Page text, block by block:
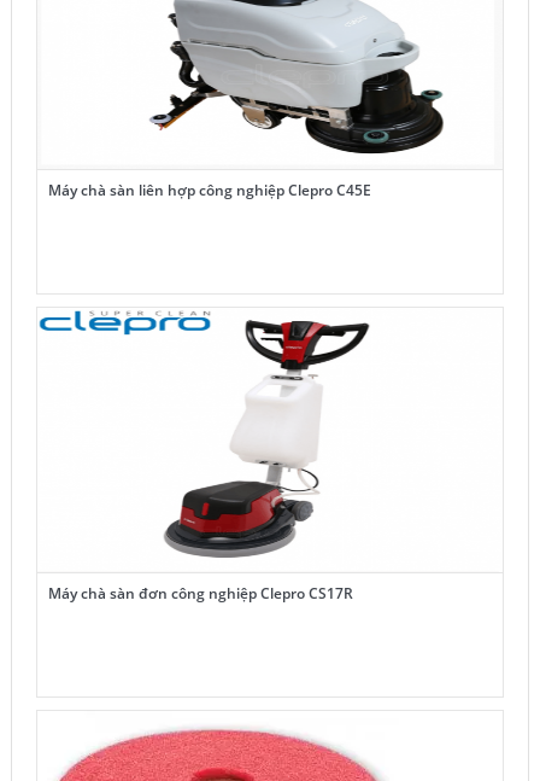
Máy chà sàn liên hợp công nghiệp Clepro C45E
Máy chà sàn đơn công nghiệp Clepro CS17R